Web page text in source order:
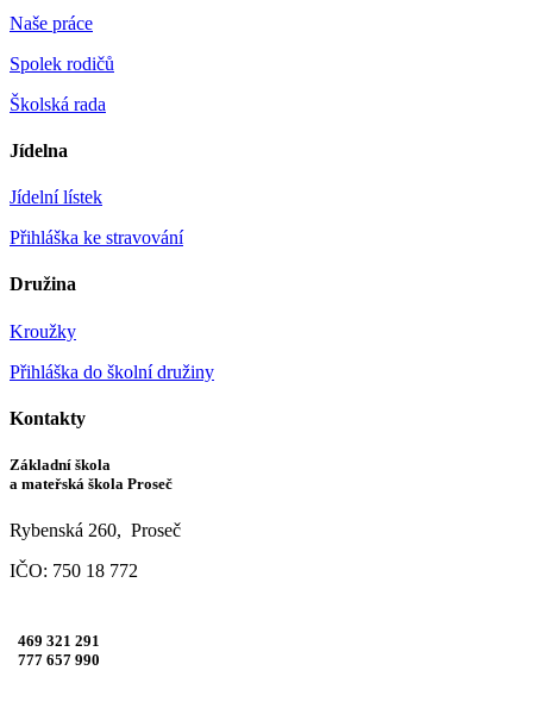
Naše práce
Spolek rodičů
Školská rada
Jídelna
Jídelní lístek
Přihláška ke stravování
Družina
Kroužky
Přihláška do školní družiny
Kontakty
Základní škola
a mateřská škola Proseč
Rybenská 260, Proseč
IČO: 750 18 772
469 321 291
777 657 990